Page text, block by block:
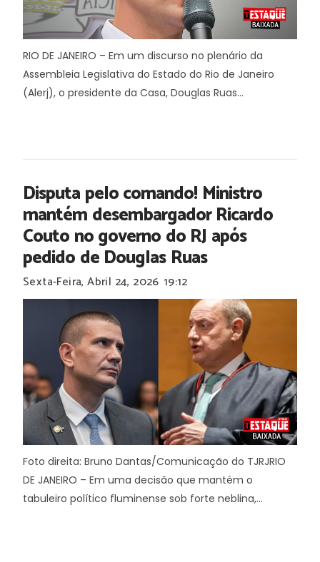
RIO DE JANEIRO – Em um discurso no plenário da
Assembleia Legislativa do Estado do Rio de Janeiro
(Alerj), o presidente da Casa, Douglas Ruas...
Disputa pelo comando! Ministro
mantém desembargador Ricardo
Couto no governo do RJ após
pedido de Douglas Ruas
Sexta-Feira, Abril 24, 2026 19:12
Foto direita: Bruno Dantas/Comunicação do TJRJRIO
DE JANEIRO – Em uma decisão que mantém o
tabuleiro político fluminense sob forte neblina,...